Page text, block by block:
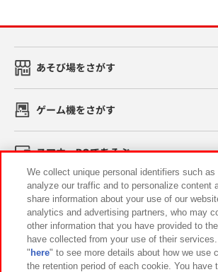
あそび場をさがす
ゲーム機をさがす
スマホ・PCであそぶ
イベント・キャンペーン
関連会社 サステナビリティ サイ
We collect unique personal identifiers such
analyze our traffic and to personalize content
share information about your use of our
analytics and advertising partners, who may
other information that you have provided to
have collected from your use of their
" here" to see more details about how we use
the retention period of each cookie. You have